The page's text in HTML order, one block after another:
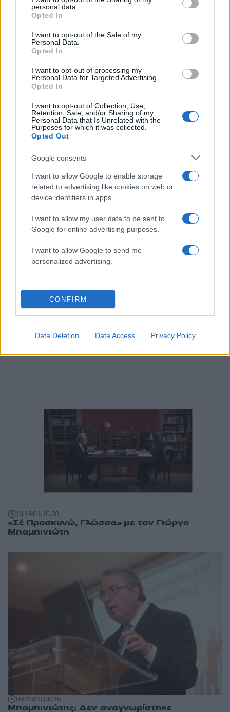
grant or deny consent to Google and its third-party tags to
use your data for below specified purposes in below Google
consent section.
personal data.
Opted In
I want to opt-out of the Sale of my
Personal Data.
Opted In
I want to opt-out of processing my
Personal Data for Targeted Advertising.
Opted In
I want to opt-out of Collection, Use,
Retention, Sale, and/or Sharing of my
Personal Data that Is Unrelated with the
Purposes for which it was collected.
Opted Out
Google consents
I want to allow Google to enable storage
related to advertising like cookies on web or
device identifiers in apps.
I want to allow my user data to be sent to
Google for online advertising purposes.
I want to allow Google to send me
personalized advertising.
CONFIRM
Data Deletion Data Access Privacy Policy
22.02.21
Πατουλίδου για lockdown: Οι οδηγίες
χρειάζονται Μπαμπινιώτη – Η λαϊκή που
13:2422.02.21
Οργισμένος Γιώργος
Μπαμπινιώτης:
Κατευθυνόμενη
επιχείρηση διασυρμού
«μέχρις εξοντώσεως»
Μπαμπινιώτης: Αυτοί
«Πανάκεια» εμείς
Click Away
13:1601.10.20
«Σέ Προσκυνώ, Γλώσσα» με τον Γιώργο
Μπαμπινιώτη
09:2606.06.18
Μπαμπινιώτης: Δεν αναγνωρίστηκε